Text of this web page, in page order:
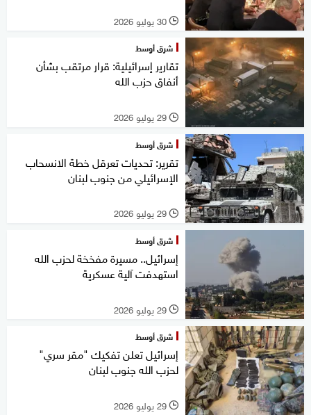
l 30 يوليو 2026
شرق أوسط
تقارير إسرائيلية: قرار مرتقب بشأن
أنفاق حزب الله
l 29 يوليو 2026
شرق أوسط
تقرير: تحديات تعرقل خطة الانسحاب
الإسرائيلي من جنوب لبنان
l 29 يوليو 2026
شرق أوسط
إسرائيل.. مسيرة مفخخة لحزب الله
استهدفت آلية عسكرية
l 29 يوليو 2026
شرق أوسط
إسرائيل تعلن تفكيك "مقر سري"
لحزب الله جنوب لبنان
l 29 يوليو 2026